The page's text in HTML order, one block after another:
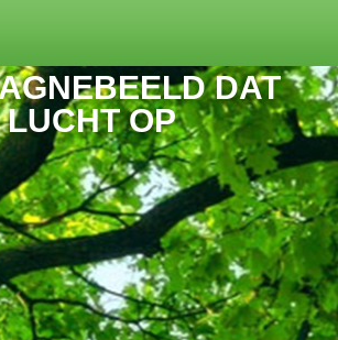
DAT
LUCHT OP